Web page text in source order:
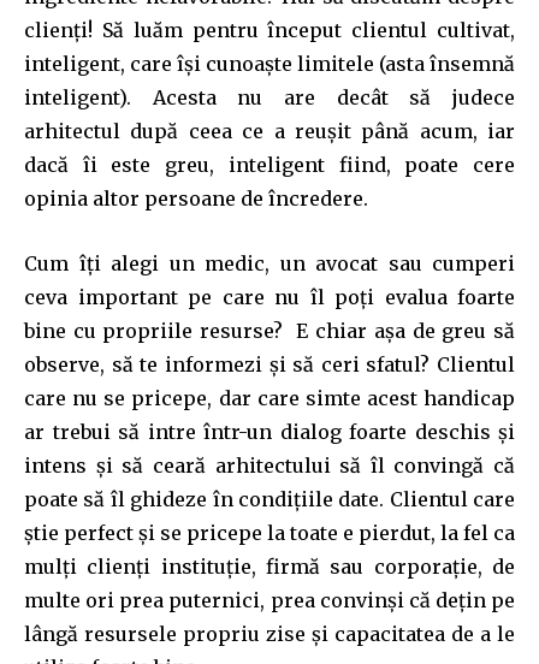
SUBSCRIBE
I've read and accept the Privacy Policy.
32,111
Cititori
32,214 11,243
Cititori
clienți! Să luăm pentru început clientul cultivat,
inteligent, care își cunoaște limitele (asta însemnă
inteligent). Acesta nu are decât să judece
arhitectul după ceea ce a reușit până acum, iar
dacă îi este greu, inteligent fiind, poate cere
opinia altor persoane de încredere.
Cum îți alegi un medic, un avocat sau cumperi
ceva important pe care nu îl poți evalua foarte
bine cu propriile resurse? E chiar așa de greu să
observe, să te informezi și să ceri sfatul? Clientul
care nu se pricepe, dar care simte acest handicap
ar trebui să intre într-un dialog foarte deschis și
intens și să ceară arhitectului să îl convingă că
poate să îl ghideze în condițiile date. Clientul care
știe perfect și se pricepe la toate e pierdut, la fel ca
mulți clienți instituție, firmă sau corporație, de
multe ori prea puternici, prea convinși că dețin pe
lângă resursele propriu zise și capacitatea de a le